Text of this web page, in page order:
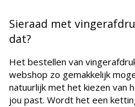
Sieraad met
dat?
Het bestellen van
webshop zo gemakkelijk
natuurlijk met het kiezen van
jou past. Wordt het een